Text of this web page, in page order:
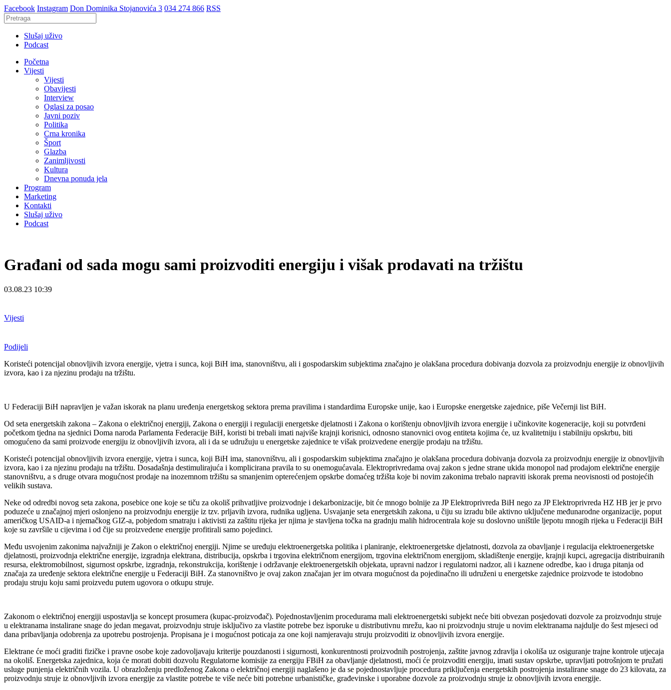
Facebook Instagram Don Dominika Stojanovića 3 034 274 866 RSS
Slušaj uživo
Podcast
Početna
Vijesti
Vijesti
Obavijesti
Interview
Oglasi za posao
Javni poziv
Politika
Crna kronika
Šport
Glazba
Zanimljivosti
Kultura
Dnevna ponuda jela
Program
Marketing
Kontakti
Slušaj uživo
Podcast
Građani od sada mogu sami proizvoditi energiju i višak prodavati na tržištu
03.08.23 10:39
Vijesti
Podijeli
Koristeći potencijal obnovljivih izvora energije, vjetra i sunca, koji BiH ima, stanovništvu, ali i gospodarskim subjektima značajno je olakšana procedura dobivanja dozvola za proizvodnju energije iz obnovljivih
izvora, kao i za njezinu prodaju na tržištu.
U Federaciji BiH napravljen je važan iskorak na planu uređenja energetskog sektora prema pravilima i standardima Europske unije, kao i Europske energetske zajednice, piše Večernji list BiH.
Od seta energetskih zakona – Zakona o električnoj energiji, Zakona o energiji i regulaciji energetske djelatnosti i Zakona o korištenju obnovljivih izvora energije i učinkovite kogeneracije, koji su potvrđeni
početkom tjedna na sjednici Doma naroda Parlamenta Federacije BiH, koristi bi trebali imati najviše krajnji korisnici, odnosno stanovnici ovog entiteta kojima će, uz kvalitetniju i stabilniju opskrbu, biti
omogućeno da sami proizvode energiju iz obnovljivih izvora, ali i da se udružuju u energetske zajednice te višak proizvedene energije prodaju na tržištu.
Koristeći potencijal obnovljivih izvora energije, vjetra i sunca, koji BiH ima, stanovništvu, ali i gospodarskim subjektima značajno je olakšana procedura dobivanja dozvola za proizvodnju energije iz obnovljivih
izvora, kao i za njezinu prodaju na tržištu. Dosadašnja destimulirajuća i komplicirana pravila to su onemogućavala. Elektroprivredama ovaj zakon s jedne strane ukida monopol nad prodajom električne energije
stanovništvu, a s druge otvara mogućnost prodaje na inozemnom tržištu sa smanjenim opterećenjem opskrbe domaćeg tržišta koje bi novim zakonima trebalo napraviti iskorak prema neovisnosti od postojećih
velikih sustava.
Neke od odredbi novog seta zakona, posebice one koje se tiču za okoliš prihvatljive proizvodnje i dekarbonizacije, bit će mnogo bolnije za JP Elektroprivreda BiH nego za JP Elektroprivreda HZ HB jer je prvo
poduzeće u značajnoj mjeri oslonjeno na proizvodnju energije iz tzv. prljavih izvora, rudnika ugljena. Usvajanje seta energetskih zakona, u čiju su izradu bile aktivno uključene međunarodne organizacije, poput
američkog USAID-a i njemačkog GIZ-a, pobjedom smatraju i aktivisti za zaštitu rijeka jer njima je stavljena točka na gradnju malih hidrocentrala koje su doslovno uništile ljepotu mnogih rijeka u Federaciji BiH
koje su završile u cijevima i od čije su proizvedene energije profitirali samo pojedinci.
Među usvojenim zakonima najvažniji je Zakon o električnoj energiji. Njime se uređuju elektroenergetska politika i planiranje, elektroenergetske djelatnosti, dozvola za obavljanje i regulacija elektroenergetske
djelatnosti, proizvodnja električne energije, izgradnja elektrana, distribucija, opskrba i trgovina električnom energijom, trgovina električnom energijom, skladištenje energije, krajnji kupci, agregacija distribuiranih
resursa, elektromobilnost, sigurnost opskrbe, izgradnja, rekonstrukcija, korištenje i održavanje elektroenergetskih objekata, upravni nadzor i regulatorni nadzor, ali i kaznene odredbe, kao i druga pitanja od
značaja za uređenje sektora električne energije u Federaciji BiH. Za stanovništvo je ovaj zakon značajan jer im otvara mogućnost da pojedinačno ili udruženi u energetske zajednice proizvode te istodobno
prodaju struju koju sami proizvedu putem ugovora o otkupu struje.
Zakonom o električnoj energiji uspostavlja se koncept prosumera (kupac-proizvođač). Pojednostavljenim procedurama mali elektroenergetski subjekt neće biti obvezan posjedovati dozvole za proizvodnju struje
u elektranama instalirane snage do jedan megavat, proizvodnju struje isključivo za vlastite potrebe bez isporuke u distributivnu mrežu, kao ni proizvodnju struje u novim elektranama najdulje do šest mjeseci od
dana pribavljanja odobrenja za upotrebu postrojenja. Propisana je i mogućnost poticaja za one koji namjeravaju struju proizvoditi iz obnovljivih izvora energije.
Elektrane će moći graditi fizičke i pravne osobe koje zadovoljavaju kriterije pouzdanosti i sigurnosti, konkurentnosti proizvodnih postrojenja, zaštite javnog zdravlja i okoliša uz osiguranje trajne kontrole utjecaja
na okoliš. Energetska zajednica, koja će morati dobiti dozvolu Regulatorne komisije za energiju FBiH za obavljanje djelatnosti, moći će proizvoditi energiju, imati sustav opskrbe, upravljati potrošnjom te pružati
usluge punjenja električnih vozila. U obrazloženju predloženog Zakona o električnoj energiji naglašeno je da se pojednostavljuje procedura priključenja energetskih postrojenja instalirane snage do 23 kilovata, za
proizvodnju struje iz obnovljivih izvora energije za vlastite potrebe te više neće biti potrebne urbanističke, građevinske i uporabne dozvole za proizvodnju struje iz obnovljivih izvora energije.